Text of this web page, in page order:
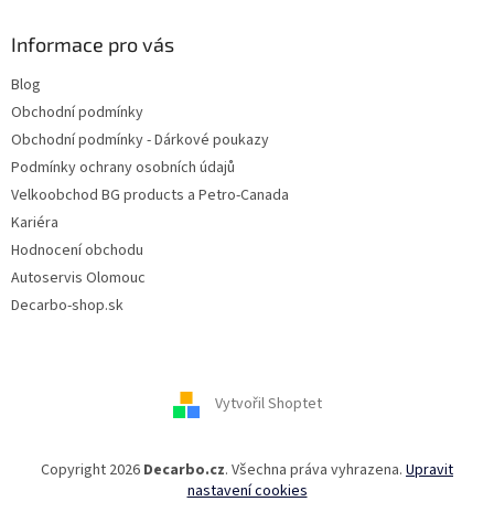
Informace pro vás
Blog
Obchodní podmínky
Obchodní podmínky - Dárkové poukazy
Podmínky ochrany osobních údajů
Velkoobchod BG products a Petro-Canada
Kariéra
Hodnocení obchodu
Autoservis Olomouc
Decarbo-shop.sk
Vytvořil Shoptet
Copyright 2026 Decarbo.cz. Všechna práva vyhrazena. Upravit
nastavení cookies